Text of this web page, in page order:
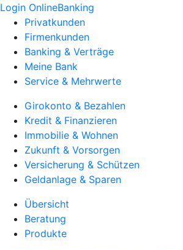
Login OnlineBanking
Privatkunden
Firmenkunden
Banking & Verträge
Meine Bank
Service & Mehrwerte
Girokonto & Bezahlen
Kredit & Finanzieren
Immobilie & Wohnen
Zukunft & Vorsorgen
Versicherung & Schützen
Geldanlage & Sparen
Übersicht
Beratung
Produkte